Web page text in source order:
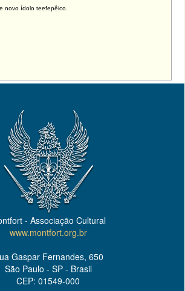
novo ídolo teefepêico.
- Associação Cultural
www.montfort.org.br
Gaspar Fernandes, 650
São Paulo - SP - Brasil
CEP: 01549-000